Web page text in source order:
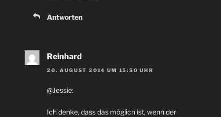
Antworten
Reinhard
20. AUGUST 2014 UM 15:50 UHR
@Jessie:
Ich denke, dass das möglich ist, wenn der